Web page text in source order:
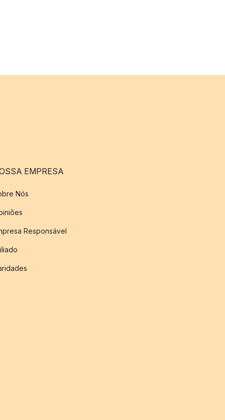
EMPRESA
Nós
Responsável